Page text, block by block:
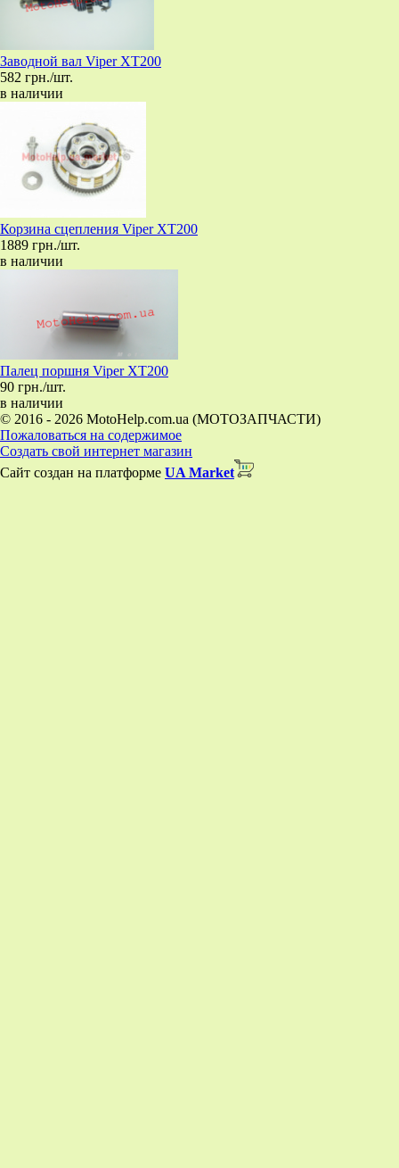
Заводной вал Viper XT200
582 грн./шт.
в наличии
Корзина сцепления Viper XT200
1889 грн./шт.
в наличии
Палец поршня Viper XT200
90 грн./шт.
в наличии
© 2016 - 2026 MotoHelp.com.ua (МОТОЗАПЧАСТИ)
Пожаловаться на содержимое
Создать свой интернет магазин
Сайт создан на платформе UA Market